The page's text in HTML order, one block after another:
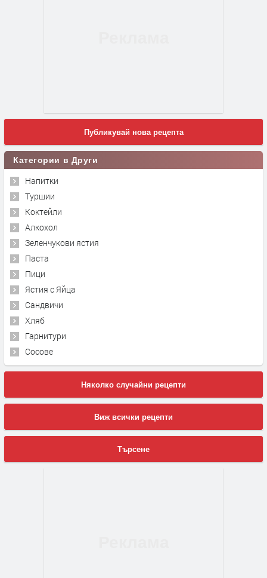
Публикувай нова рецепта
Категории в Други
Напитки
Туршии
Коктейли
Алкохол
Зеленчукови ястия
Паста
Пици
Ястия с Яйца
Сандвичи
Хляб
Гарнитури
Сосове
Няколко случайни рецепти
Виж всички рецепти
Търсене